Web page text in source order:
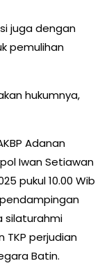
juga dengan
pemulihan
hukumnya,
Adanan
Iwan Setiawan
pukul 10.00 Wib
silaturahmi
TKP perjudian
Batin.